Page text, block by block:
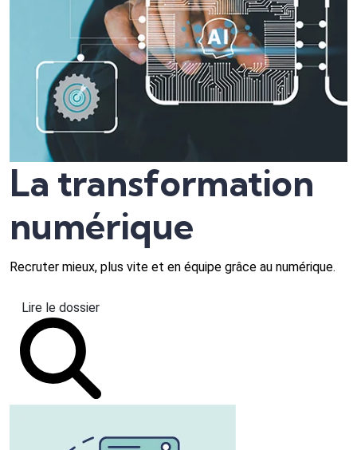
La transformation
numérique
Recruter mieux, plus vite et en équipe grâce au numérique.
Lire le dossier